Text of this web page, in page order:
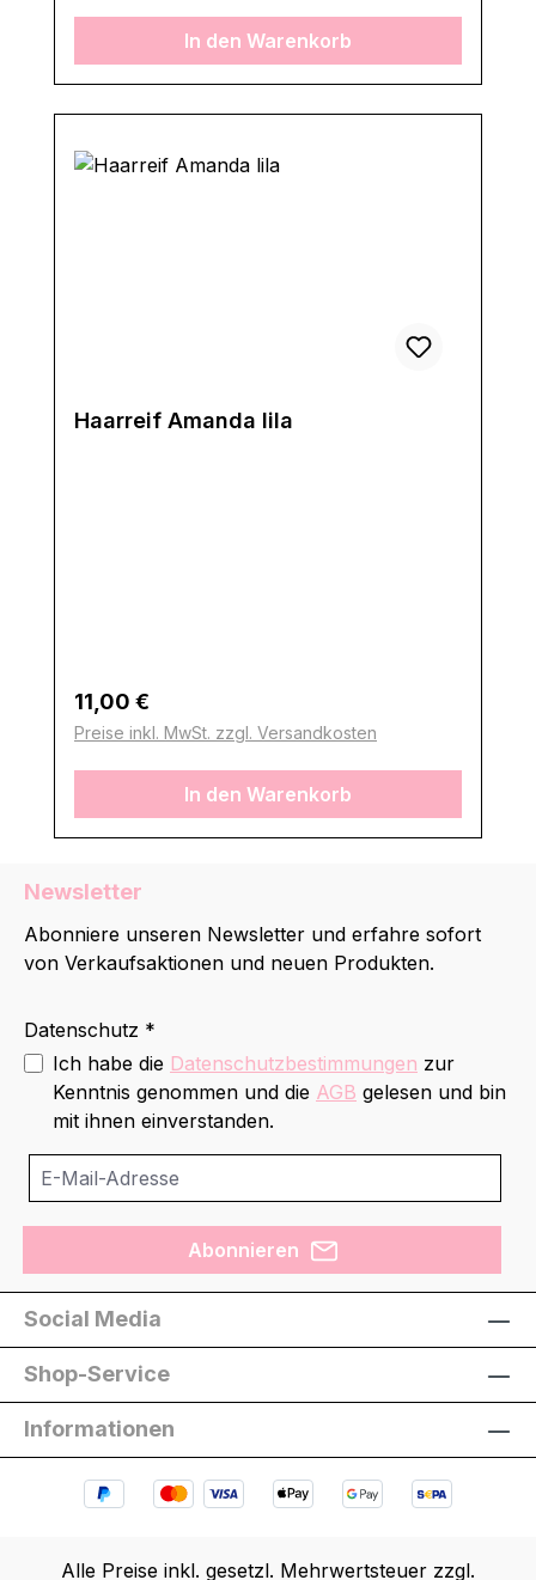
In den Warenkorb
Haarreif Amanda lila
Regulärer Preis:
11,00 €
Preise inkl. MwSt. zzgl. Versandkosten
In den Warenkorb
Newsletter
Abonniere unseren Newsletter und erfahre sofort
von Verkaufsaktionen und neuen Produkten.
Datenschutz *
Ich habe die Datenschutzbestimmungen zur
Kenntnis genommen und die AGB gelesen und bin
mit ihnen einverstanden.
Abonnieren
Social Media
Shop-Service
Informationen
Alle Preise inkl. gesetzl. Mehrwertsteuer zzgl.